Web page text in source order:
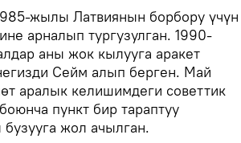
жылы Латвиянын борбору үчүн
арналып тургузулган. 1990-
аны жок кылууга аракет
Сейм алып берген. Май
аралык келишимдеги советтик
пункт бир тараптуу
жол ачылган.